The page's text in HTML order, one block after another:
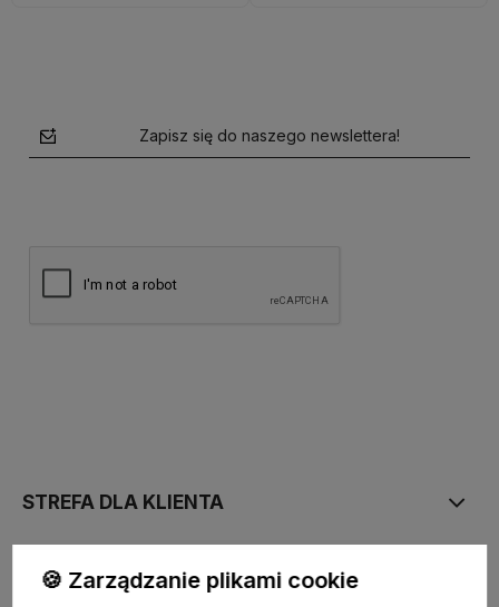
Zapisz się do naszego newslettera!
STREFA DLA KLIENTA
PŁATNOŚĆ I DOSTAWA
🍪 Zarządzanie plikami cookie